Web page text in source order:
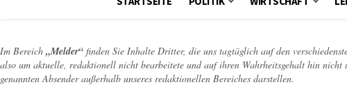
Im Bereich „Melder“ finden Sie Inhalte Dritter, die uns tagtäglich auf den
also um aktuelle, redaktionell nicht bearbeitete und auf ihren Wahrheitsgehalt hin
genannten Absender außerhalb unseres redaktionellen Bereiches darstellen.